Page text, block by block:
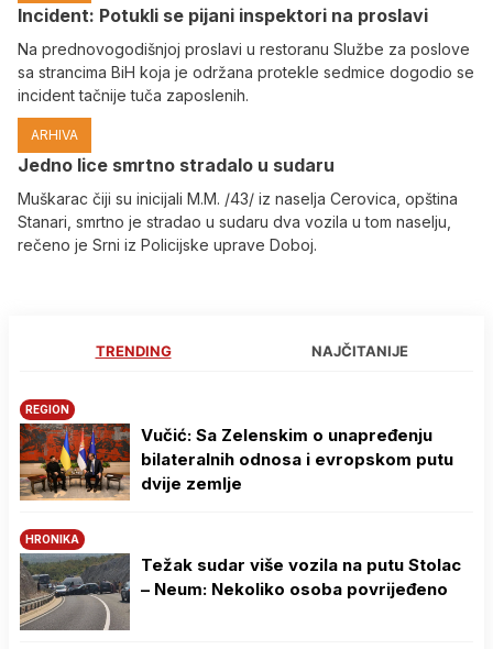
Incident: Potukli se pijani inspektori na proslavi
Na prednovogodišnjoj proslavi u restoranu Službe za poslove
sa strancima BiH koja je održana protekle sedmice dogodio se
incident tačnije tuča zaposlenih.
ARHIVA
Јedno lice smrtno stradalo u sudaru
Muškarac čiji su inicijali M.M. /43/ iz naselja Cerovica, opština
Stanari, smrtno je stradao u sudaru dva vozila u tom naselju,
rečeno je Srni iz Policijske uprave Doboj.
TRENDING NAJČITANIJE
REGION
Vučić: Sa Zelenskim o unapređenju
bilateralnih odnosa i evropskom putu
dvije zemlje
HRONIKA
Težak sudar više vozila na putu Stolac
– Neum: Nekoliko osoba povrijeđeno